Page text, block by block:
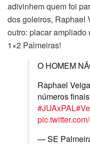
adivinhem quem foi
dos goleiros, Raphael
outro: placar
1×2 Palmeiras!
O HOMEM
Raphael
números
#JUAxPAL
— SE